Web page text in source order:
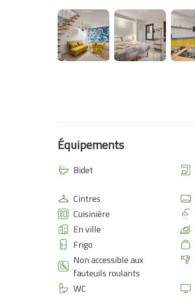
Équipements
Bidet
Cintres
Cuisinière
En ville
Frigo
Non accessible aux
fauteuils roulants
WC